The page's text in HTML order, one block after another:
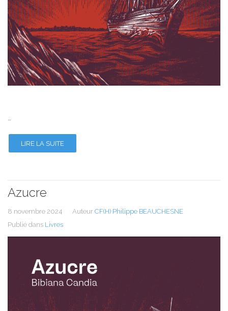
LIRE LA SUITE
Azucre
8 novembre 2024 Auteur CF(H) Philippe BEAUCHESNE
Publié dans Livres